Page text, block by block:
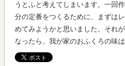
うとふと考えてしまいます。一回
分の定番をつくるために、まずは
めてみようかと思いました。それ
なったら、我が家のおふくろの味